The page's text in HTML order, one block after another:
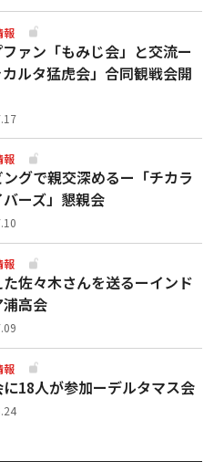
報
ァン「もみじ会」と交流ー
カルタ猛虎会」合同観戦会開
報
グで親交深めるー「チカラ
バーズ」懇親会
報
佐々木さんを送るーインド
高会
報
18人が参加ーデルタマス会